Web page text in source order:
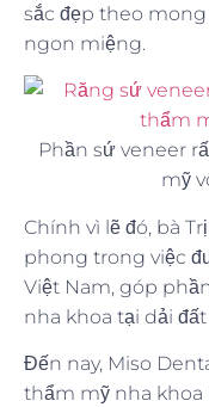
sắc đẹp theo
ngon miệng.
Phần sứ veneer
mỹ
Chính vì lẽ đó, bà
phong trong việc
Việt Nam, góp
nha khoa tại dải
Đến nay, Miso
thẩm mỹ nha